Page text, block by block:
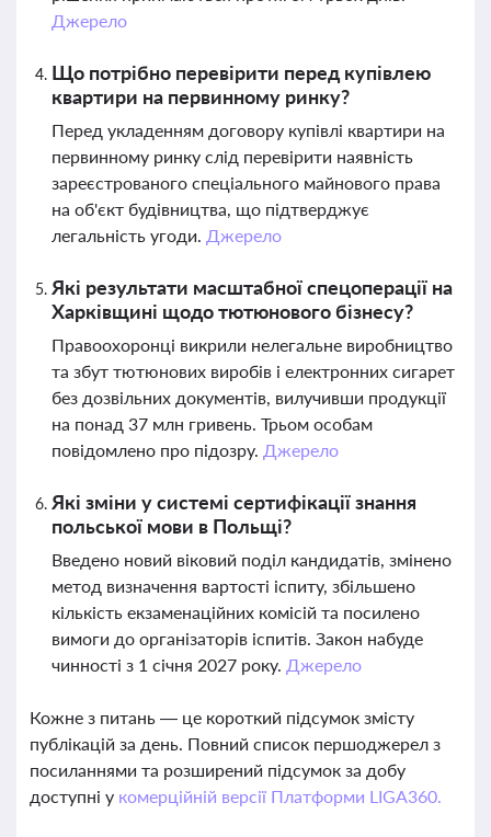
Джерело
Що потрібно перевірити перед купівлею
квартири на первинному ринку?
Перед укладенням договору купівлі квартири на
первинному ринку слід перевірити наявність
зареєстрованого спеціального майнового права
на об'єкт будівництва, що підтверджує
легальність угоди. Джерело
Які результати масштабної спецоперації на
Харківщині щодо тютюнового бізнесу?
Правоохоронці викрили нелегальне виробництво
та збут тютюнових виробів і електронних сигарет
без дозвільних документів, вилучивши продукції
на понад 37 млн гривень. Трьом особам
повідомлено про підозру. Джерело
Які зміни у системі сертифікації знання
польської мови в Польщі?
Введено новий віковий поділ кандидатів, змінено
метод визначення вартості іспиту, збільшено
кількість екзаменаційних комісій та посилено
вимоги до організаторів іспитів. Закон набуде
чинності з 1 січня 2027 року. Джерело
Кожне з питань — це короткий підсумок змісту
публікацій за день. Повний список першоджерел з
посиланнями та розширений підсумок за добу
доступні у комерційній версії Платформи LIGA360.